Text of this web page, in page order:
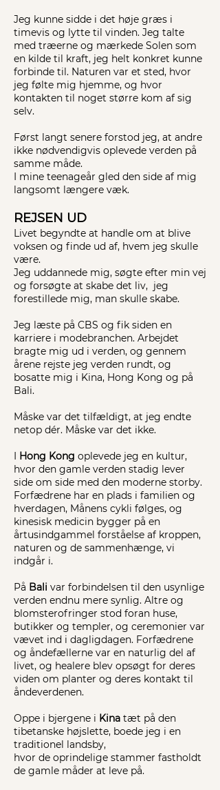
Jeg kunne sidde i det høje græs i
timevis og lytte til vinden. Jeg talte
med træerne og mærkede Solen som
en kilde til kraft, jeg helt konkret kunne
forbinde til. Naturen var et sted, hvor
jeg følte mig hjemme, og hvor
kontakten til noget større kom af sig
selv.
Først langt senere forstod jeg, at andre
ikke nødvendigvis oplevede verden på
samme måde.
I mine teenageår gled den side af mig
langsomt længere væk.
REJSEN UD
Livet begyndte at handle om at blive
voksen og finde ud af, hvem jeg skulle
være.
Jeg uddannede mig, søgte efter min vej
og forsøgte at skabe det liv, jeg
forestillede mig, man skulle skabe.
Jeg læste på CBS og fik siden en
karriere i modebranchen. Arbejdet
bragte mig ud i verden, og gennem
årene rejste jeg verden rundt, og
bosatte mig i Kina, Hong Kong og på
Bali.
Måske var det tilfældigt, at jeg endte
netop dér. Måske var det ikke.
I Hong Kong oplevede jeg en kultur,
hvor den gamle verden stadig lever
side om side med den moderne storby.
Forfædrene har en plads i familien og
hverdagen, Månens cykli følges, og
kinesisk medicin bygger på en
årtusindgammel forståelse af kroppen,
naturen og de sammenhænge, vi
indgår i.
På Bali var forbindelsen til den usynlige
verden endnu mere synlig. Altre og
blomsterofringer stod foran huse,
butikker og templer, og ceremonier var
vævet ind i dagligdagen. Forfædrene
og åndefællerne var en naturlig del af
livet, og healere blev opsøgt for deres
viden om planter og deres kontakt til
åndeverdenen.
Oppe i bjergene i Kina tæt på den
tibetanske højslette, boede jeg i en
traditionel landsby,
hvor de oprindelige stammer fastholdt
de gamle måder at leve på.